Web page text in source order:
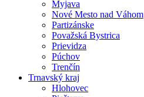
Myjava
Nové Mesto nad Váhom
Partizánske
Považská Bystrica
Prievidza
Púchov
Trenčín
Trnavský kraj
Hlohovec